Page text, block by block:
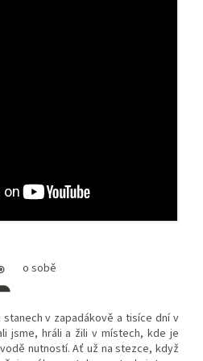
o sobě
v zapadákově a tisíce dní v
jsme, hráli a žili v místech, kde je
nutností. Ať už na stezce, když